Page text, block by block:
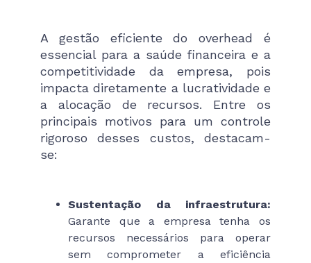
A gestão eficiente do overhead é
essencial para a saúde financeira e a
competitividade da empresa, pois
impacta diretamente a lucratividade e
a alocação de recursos. Entre os
principais motivos para um controle
rigoroso desses custos, destacam-
se:
Sustentação da infraestrutura:
Garante que a empresa tenha os
recursos necessários para operar
sem comprometer a eficiência